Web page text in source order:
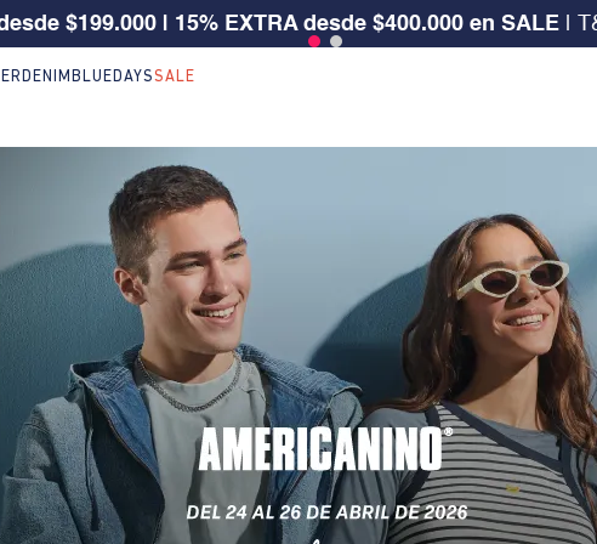
$199.000 | 15% EXTRA desde $400.000 en SALE |
DENIM BLUEDAYSSALE